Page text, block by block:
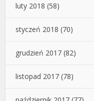
luty 2018 (58)
styczeń 2018 (70)
grudzień 2017 (82)
listopad 2017 (78)